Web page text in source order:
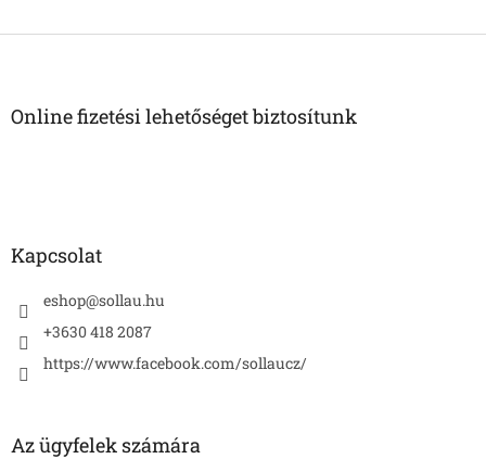
L
Online fizetési lehetőséget biztosítunk
Kapcsolat
eshop@sollau.hu
+3630 418 2087
https://www.facebook.com/sollaucz/
Az ügyfelek számára